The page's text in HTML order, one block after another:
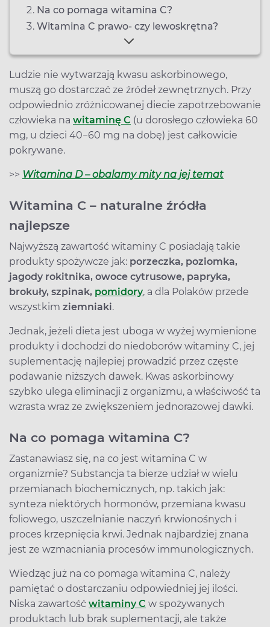
Na co pomaga witamina C?
Witamina C prawo- czy lewoskrętna?
Ludzie nie wytwarzają kwasu askorbinowego,
muszą go dostarczać ze źródeł zewnętrznych. Przy
odpowiednio zróżnicowanej diecie zapotrzebowanie
człowieka na witaminę C (u dorosłego człowieka 60
mg, u dzieci 40−60 mg na dobę) jest całkowicie
pokrywane.
>> Witamina D – obalamy mity na jej temat
Witamina C – naturalne źródła
najlepsze
Najwyższą zawartość witaminy C posiadają takie
produkty spożywcze jak: porzeczka, poziomka,
jagody rokitnika, owoce cytrusowe, papryka,
brokuły, szpinak, pomidory, a dla Polaków przede
wszystkim ziemniaki.
Jednak, jeżeli dieta jest uboga w wyżej wymienione
produkty i dochodzi do niedoborów witaminy C, jej
suplementację najlepiej prowadzić przez częste
podawanie niższych dawek. Kwas askorbinowy
szybko ulega eliminacji z organizmu, a właściwość ta
wzrasta wraz ze zwiększeniem jednorazowej dawki.
Na co pomaga witamina C?
Zastanawiasz się, na co jest witamina C w
organizmie? Substancja ta bierze udział w wielu
przemianach biochemicznych, np. takich jak:
synteza niektórych hormonów, przemiana kwasu
foliowego, uszczelnianie naczyń krwionośnych i
proces krzepnięcia krwi. Jednak najbardziej znana
jest ze wzmacniania procesów immunologicznych.
Wiedząc już na co pomaga witamina C, należy
pamiętać o dostarczaniu odpowiedniej jej ilości.
Niska zawartość witaminy C w spożywanych
produktach lub brak suplementacji, ale także